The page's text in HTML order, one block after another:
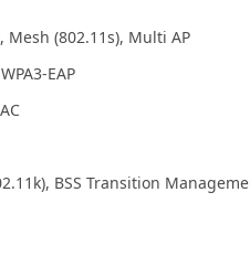
Mesh (802.11s), Multi AP
EAP
BSS Transition